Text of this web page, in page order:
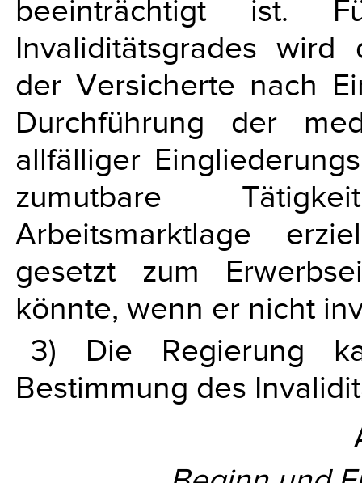
beeinträchtigt ist.
Invaliditätsgrades wird
der Versicherte nach
Durchführung der
allfälliger
zumutbare
Arbeitsmarktlage
gesetzt zum
könnte, wenn er nicht
3) Die Regierung
Bestimmung des